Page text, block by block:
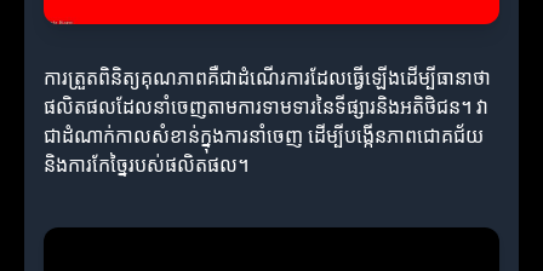
ការត្រួតពិនិត្យគុណភាពគឺជាដំណើរការដែលធ្វើឡើងដើម្បីធានាថា
ផលិតផលដែលនាំចេញតាមការទាមទារនៃទីផ្សារនិងអតិថិជន។ វា
ជាដំណាក់កាលសំខាន់ក្នុងការនាំចេញ ដើម្បីបង្កើនភាពជោគជ័យ
និងការកែច្នៃរបស់ផលិតផល។